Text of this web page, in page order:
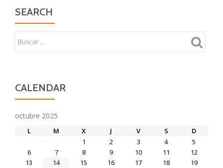
SEARCH
CALENDAR
octubre 2025
L M X J V S
D
1
2 3 4
5
6
7 8 9 10 11
12
13
14 15 16 17 18
19